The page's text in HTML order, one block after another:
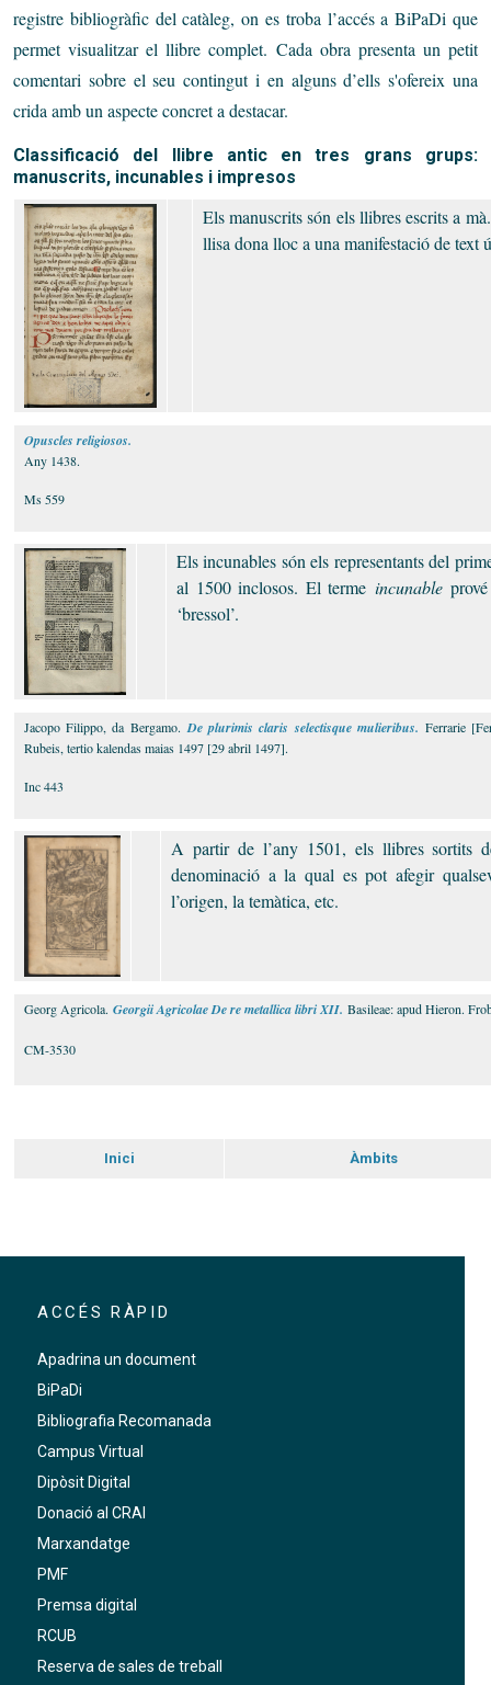
registre bibliogràfic del catàleg, on es troba l’accés a BiPaDi que
permet visualitzar el llibre complet. Cada obra presenta un petit
comentari sobre el seu contingut i en alguns d’ells s'ofereix una
crida amb un aspecte concret a destacar.
Classificació del llibre antic en tres grans grups:
manuscrits, incunables i impresos
Els manuscrits són els llibres escrits a
llisa dona lloc a una manifestació de text
Opuscles religiosos.
Any 1438.
Ms 559
Els incunables són els representants del
al 1500 inclosos. El terme incunable
‘bressol’.
Jacopo Filippo, da Bergamo. De plurimis claris selectisque mulieribus. Ferrarie
Rubeis, tertio kalendas maias 1497 [29 abril 1497].
Inc 443
A partir de l’any 1501, els llibres sortits
denominació a la qual es pot afegir
l’origen, la temàtica, etc.
Georg Agricola. Georgii Agricolae De re metallica libri XII. Basileae: apud Hieron.
CM-3530
Inici Àmbits
ACCÉS RÀPID
Apadrina un document
BiPaDi
Bibliografia Recomanada
Campus Virtual
Dipòsit Digital
Donació al CRAI
Marxandatge
PMF
Premsa digital
RCUB
Reserva de sales de treball